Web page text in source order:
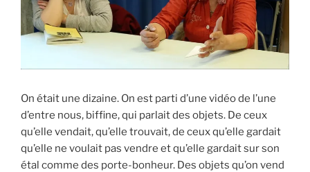
On était une dizaine. On est parti d’une vidéo de l’une
d’entre nous, biffine, qui parlait des objets. De ceux
qu’elle vendait, qu’elle trouvait, de ceux qu’elle gardait
qu’elle ne voulait pas vendre et qu’elle gardait sur son
étal comme des porte-bonheur. Des objets qu’on vend